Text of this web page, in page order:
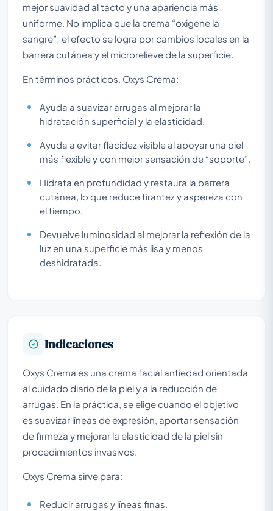
mejor suavidad al tacto y una apariencia más
uniforme. No implica que la crema “oxigene la
sangre”; el efecto se logra por cambios locales en la
barrera cutánea y el microrelieve de la superficie.
En términos prácticos, Oxys Crema:
Ayuda a suavizar arrugas al mejorar la
hidratación superficial y la elasticidad.
Ayuda a evitar flacidez visible al apoyar una piel
más flexible y con mejor sensación de “soporte”.
Hidrata en profundidad y restaura la barrera
cutánea, lo que reduce tirantez y aspereza con
el tiempo.
Devuelve luminosidad al mejorar la reflexión de la
luz en una superficie más lisa y menos
deshidratada.
Indicaciones
Oxys Crema es una crema facial antiedad orientada
al cuidado diario de la piel y a la reducción de
arrugas. En la práctica, se elige cuando el objetivo
es suavizar líneas de expresión, aportar sensación
de firmeza y mejorar la elasticidad de la piel sin
procedimientos invasivos.
Oxys Crema sirve para:
Reducir arrugas y líneas finas.